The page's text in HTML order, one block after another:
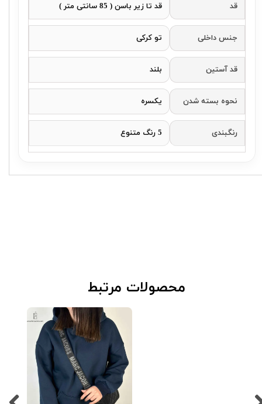
قد قد تا زیر باسن ( 85 سانتی متر )
جنس داخلی تو کرکی
قد آستین بلند
نحوه بسته شدن یکسره
رنگبندی 5 رنگ متنوع
​محصولات مرتبط